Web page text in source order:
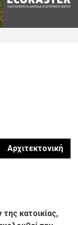
Αρχιτεκτονική
κατοικίας,